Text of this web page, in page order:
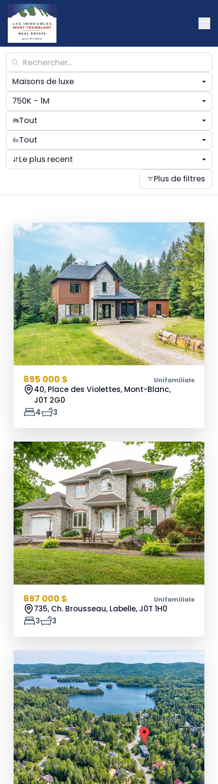
Maisons de luxe
750K - 1M
Tout
Tout
Le plus recent
Plus de filtres
895 000 $ Unifamiliale
40, Place des Violettes, Mont-Blanc,
J0T 2G0
4
3
897 000 $ Unifamiliale
735, Ch. Brousseau, Labelle, J0T 1H0
3
3